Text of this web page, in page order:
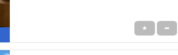
★ ➦